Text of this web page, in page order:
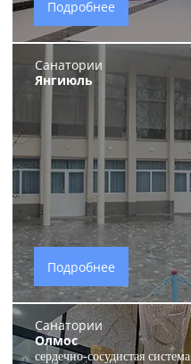
Подробнее
Санатории
Янгиюль
Подробнее
Санатории
Олмос
сердечно-сосудистая система